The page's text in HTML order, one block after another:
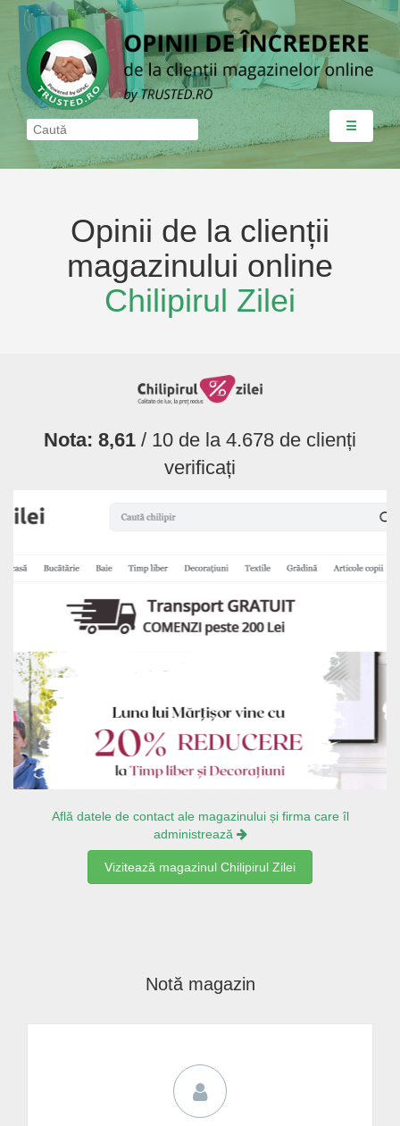
☰
Opinii de la clienții
magazinului online
Chilipirul Zilei
Nota: 8,61 / 10 de la 4.678 de clienți
verificați
Află datele de contact ale magazinului și firma care îl
administrează
Vizitează magazinul Chilipirul Zilei
Notă magazin